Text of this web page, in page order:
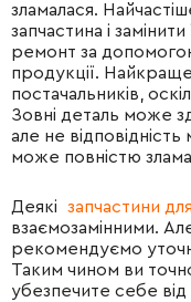
зламалася.
запчастина і
ремонт за
продукції.
постачальників,
Зовні деталь може
але не
може повністю
Деякі запчастини
взаємозамінними.
рекомендуємо
Таким чином ви
убезпечите себе від